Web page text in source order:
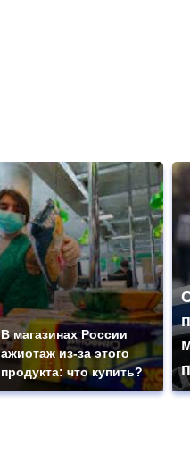
В магазинах России
ажиотаж из-за этого
продукта: что купить?